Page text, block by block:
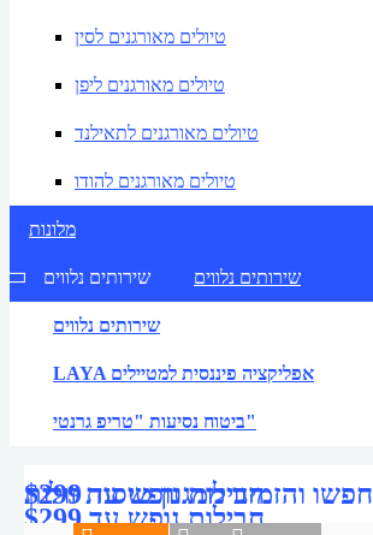
טיולים מאורגנים לסין
טיולים מאורגנים ליפן
טיולים מאורגנים לתאילנד
טיולים מאורגנים להודו
מלונות
שירותים נלווים שירותים נלווים
שירותים נלווים
LAYA אפליקציה פיננסית למטיילים
ביטוח נסיעות "טריפ גרנטי"
חבילות נופש עד $299
חפשו והזמינו ממגוון טיסות זולות
חבילות נופש עד $299